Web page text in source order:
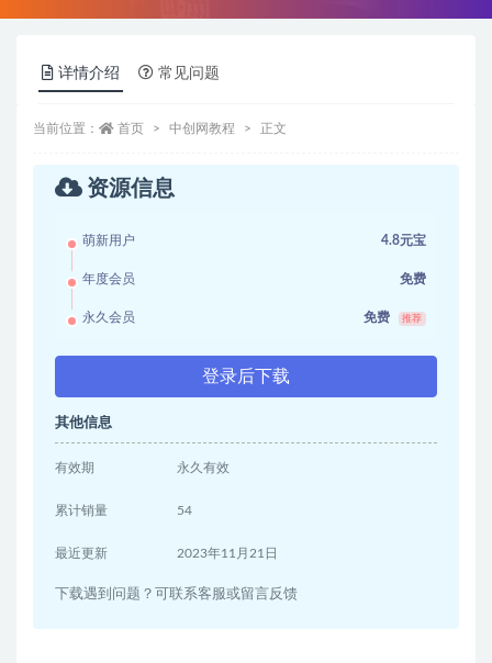
详情介绍 常见问题
当前位置： 首页 中创网教程 正文
资源信息
萌新用户 4.8元宝
年度会员 免费
永久会员 免费 推荐
登录后下载
其他信息
有效期 永久有效
累计销量 54
最近更新 2023年11月21日
下载遇到问题？可联系客服或留言反馈